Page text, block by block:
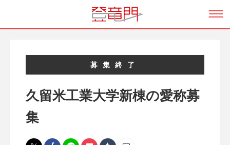
募集終了
久留米工業大学新棟の愛称募
集